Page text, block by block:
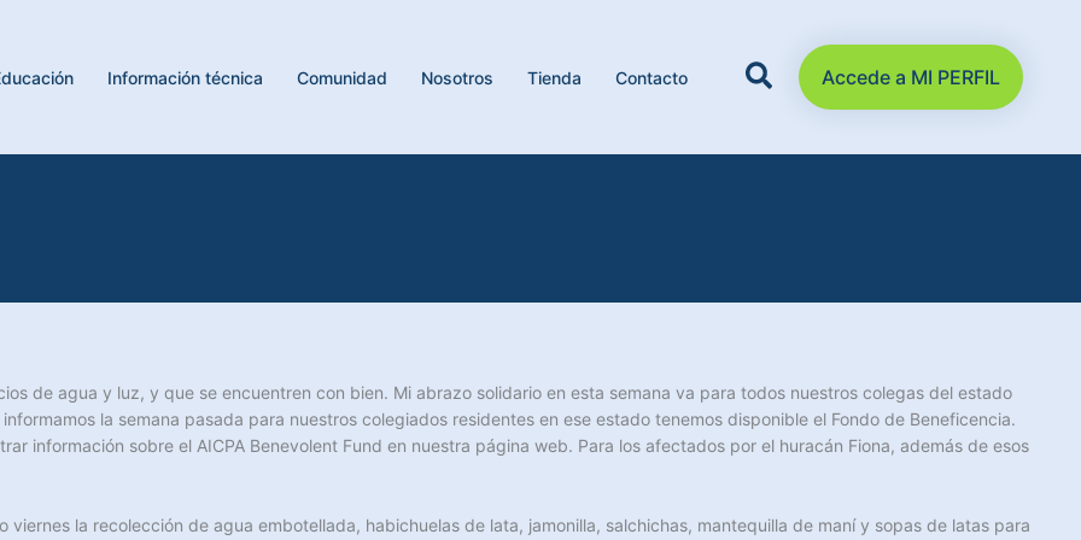
Información técnica Comunidad Nosotros Tienda Contacto Accede a MI PERFIL
de agua y luz, y que se encuentren con bien. Mi abrazo solidario en esta semana va para todos nuestros colegas del estado
la semana pasada para nuestros colegiados residentes en ese estado tenemos disponible el Fondo de Beneficencia.
información sobre el AICPA Benevolent Fund en nuestra página web. Para los afectados por el huracán Fiona, además de esos
la recolección de agua embotellada, habichuelas de lata, jamonilla, salchichas, mantequilla de maní y sopas de latas para